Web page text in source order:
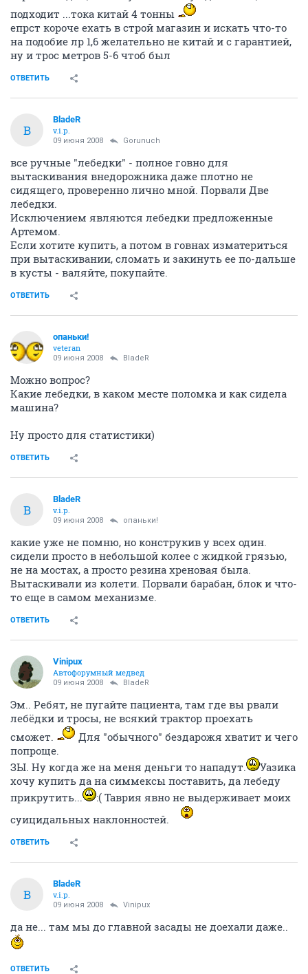
подходит ...тока китай 4 тонны
епрст короче ехать в строй магазин и искать что-то
на подобие лр 1,6 желательно не китай и с гарантией,
ну и трос метров 5-6 чтоб был
ОТВЕТИТЬ
B
BladeR
v.i.p.
09 июня 2008 Gorunuch
все ручные "лебедки" - полное говно для
вытаскивания внедорожника даже плотно не
сидящего, проверенно лично мной. Порвали Две
лебедки.
Исключением являются лебедки предложенные
Артемом.
Если хотите купить, а потом в говнах изматериться
при вытаскивании, сломать и закинуть ее по-дальше
в кусты - валяйте, покупайте.
ОТВЕТИТЬ
опаньки!
veteran
09 июня 2008 BladeR
Можно вопрос?
Какие лебедки, в каком месте поломка и как сидела
машина?
Ну просто для статистики)
ОТВЕТИТЬ
B
BladeR
v.i.p.
09 июня 2008 опаньки!
какие уже не помню, но конструкив у всех один.
сидели просто в небольшой колее с жидкой грязью,
не на мостах, а просто резина хреновая была.
Вытаскивали из колети. Порвали барабан, блок и что-
то еще в самом механизме.
ОТВЕТИТЬ
Vinipux
Автофорумный медвед
09 июня 2008 BladeR
Эм.. Ребят, не пугайте пациента, там где вы рвали
лебёдки и тросы, не всякий трактор проехать
сможет.
Для "обычного" бездарожя хватит и чего
попроще.
ЗЫ. Ну когда же на меня деньги то нападут.
Уазика
хочу купить да на симмексы поставить, да лебеду
прикрутить...
:( Таврия явно не выдерживает моих
суицидальных наклонностей.
ОТВЕТИТЬ
B
BladeR
v.i.p.
09 июня 2008 Vinipux
да не... там мы до главной засады не доехали даже..
ОТВЕТИТЬ